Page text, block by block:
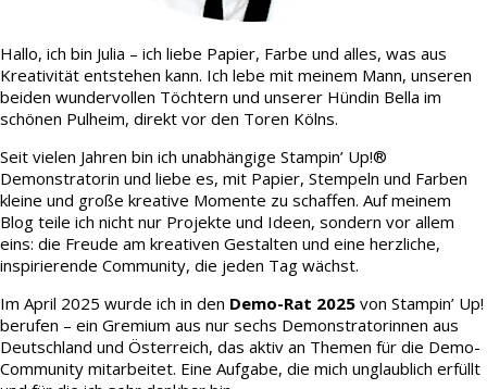
Hallo, ich bin Julia – ich liebe Papier, Farbe und alles, was aus
Kreativität entstehen kann. Ich lebe mit meinem Mann, unseren
beiden wundervollen Töchtern und unserer Hündin Bella im
schönen Pulheim, direkt vor den Toren Kölns.
Seit vielen Jahren bin ich unabhängige Stampin’ Up!®
Demonstratorin und liebe es, mit Papier, Stempeln und Farben
kleine und große kreative Momente zu schaffen. Auf meinem
Blog teile ich nicht nur Projekte und Ideen, sondern vor allem
eins: die Freude am kreativen Gestalten und eine herzliche,
inspirierende Community, die jeden Tag wächst.
Im April 2025 wurde ich in den Demo-Rat 2025 von Stampin’ Up!
berufen – ein Gremium aus nur sechs Demonstratorinnen aus
Deutschland und Österreich, das aktiv an Themen für die Demo-
Community mitarbeitet. Eine Aufgabe, die mich unglaublich erfüllt